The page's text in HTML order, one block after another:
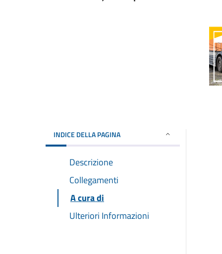
INDICE DELLA PAGINA
Descrizione
Collegamenti
A cura di
Ulteriori Informazioni